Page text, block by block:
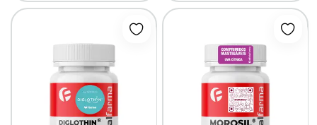
Adicionar à lista de desejos